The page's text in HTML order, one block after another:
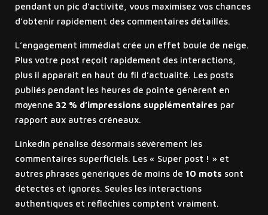
pendant un pic d’activité, vous maximisez vos chances
d’obtenir rapidement des commentaires détaillés.
L’engagement immédiat crée un effet boule de neige.
Plus votre post reçoit rapidement des interactions,
plus il apparaît en haut du fil d’actualité. Les posts
publiés pendant les heures de pointe génèrent en
moyenne 32 % d’impressions supplémentaires par
rapport aux autres créneaux.
LinkedIn pénalise désormais sévèrement les
commentaires superficiels. Les « Super post ! » et
autres phrases génériques de moins de 10 mots sont
détectés et ignorés. Seules les interactions
authentiques et réfléchies comptent vraiment.